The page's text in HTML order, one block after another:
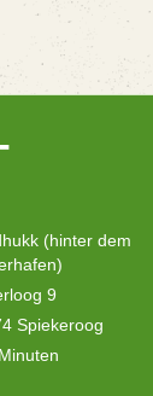
(hinter dem
9
Spiekeroog